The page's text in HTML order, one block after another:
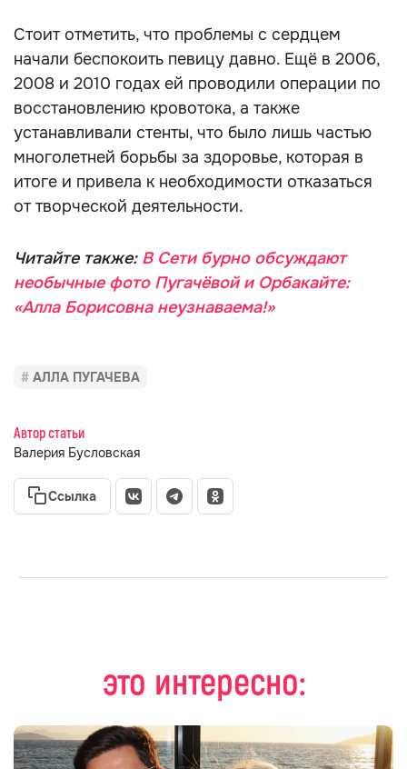
Стоит отметить, что проблемы с сердцем
начали беспокоить певицу давно. Ещё в 2006,
2008 и 2010 годах ей проводили операции по
восстановлению кровотока, а также
устанавливали стенты, что было лишь частью
многолетней борьбы за здоровье, которая в
итоге и привела к необходимости отказаться
от творческой деятельности.
Читайте также: В Сети бурно обсуждают
необычные фото Пугачёвой и Орбакайте:
«Алла Борисовна неузнаваема!»
АЛЛА ПУГАЧЕВА
Автор статьи
Валерия Бусловская
Ссылка
это интересно: